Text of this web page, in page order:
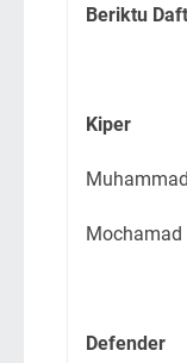
Beriktu
Kiper
Mochamad
Defender